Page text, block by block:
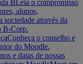
BLeia o compromisso
alunos,
sociedade através da
B-Corp.
Conheça o conselho e
do Moodle.
e datas de nossas